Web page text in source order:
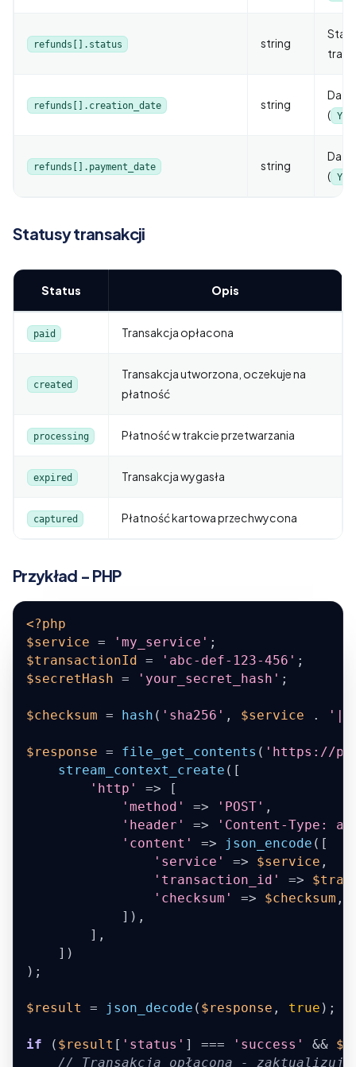
refunds[].status string
refunds[].creation_date string
Data
(
refunds[].payment_date string
Data
(
Statusy transakcji
Status Opis
paid Transakcja opłacona
created
Transakcja utworzona, oczekuje na
płatność
processing Płatność w trakcie przetwarzania
expired Transakcja wygasła
captured Płatność kartowa przechwycona
Przykład - PHP
<?php
$service = 'my_service' ;
$transactionId = 'abc-def-123-456' ;
$secretHash = 'your_secret_hash' ;
$checksum = hash ( 'sha256' , $service . '|'
$response = file_get_contents ( 'https://
stream_context_create ( [
'http'
=>
[
'method'
=> 'POST' ,
'header'
=>
'Content-Type:
'content'
=> json_encode ( [
'service'
=> $service ,
'transaction_id'
=>
'checksum'
=> $checksum ,
] ) ,
] ,
] )
) ;
$result = json_decode ( $response , true ) ;
if ( $result [ 'status' ] === 'success' &&
// Transakcja opłacona - zaktualizuj